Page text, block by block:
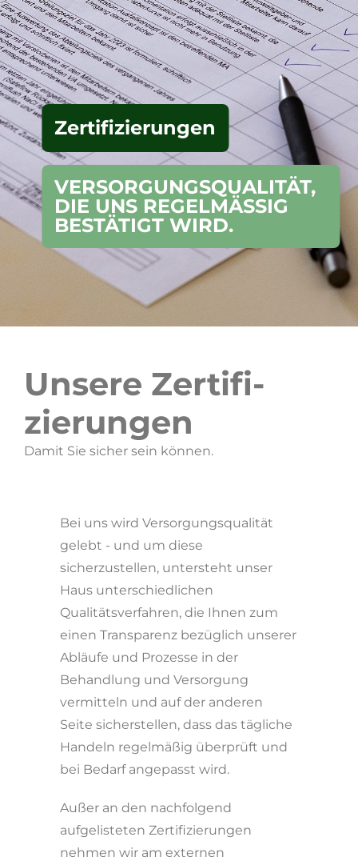
Zerti­fi­zierungen
VER­SOR­GUNGS­QUALITÄT,
DIE UNS REGELMÄSSIG B
ESTÄTIGT WIRD.
Unsere Zerti­fi­
zierungen
Damit Sie sicher sein können.
Bei uns wird Ver­sor­gungsqualität
gelebt - und um diese
sicherzustellen, untersteht unser
Haus unterschiedlichen
Qualitätsverfahren, die Ihnen zum
einen Transparenz bezüglich unserer
Abläufe und Prozesse in der
Behandlung und Ver­sor­gung
vermitteln und auf der anderen
Seite sicherstellen, dass das tägliche
Handeln regelmäßig überprüft und
bei Bedarf angepasst wird.
Außer an den nachfolgend
aufgelisteten Zerti­fi­zierungen
nehmen wir am externen